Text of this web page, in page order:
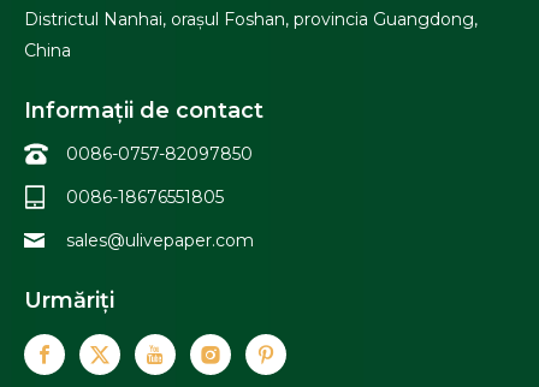
Districtul Nanhai, orașul Foshan, provincia Guangdong,
China
Informații de contact
0086-0757-82097850
0086-18676551805
sales@ulivepaper.com
Urmăriți